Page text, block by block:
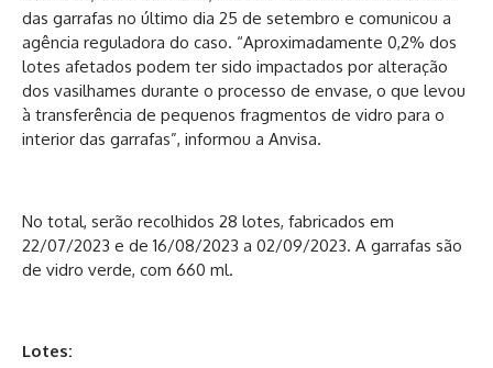
das garrafas no último dia 25 de setembro e comunicou a
agência reguladora do caso. “Aproximadamente 0,2% dos
lotes afetados podem ter sido impactados por alteração
dos vasilhames durante o processo de envase, o que levou
à transferência de pequenos fragmentos de vidro para o
interior das garrafas”, informou a Anvisa.
No total, serão recolhidos 28 lotes, fabricados em
22/07/2023 e de 16/08/2023 a 02/09/2023. A garrafas são
de vidro verde, com 660 ml.
Lotes: